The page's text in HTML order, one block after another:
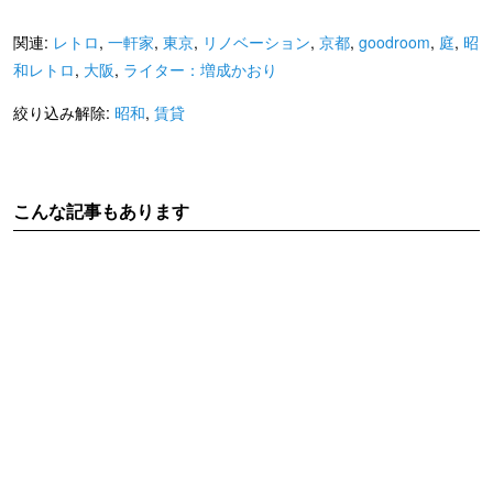
関連: レトロ, 一軒家, 東京, リノベーション, 京都, goodroom, 庭, 昭
和レトロ, 大阪, ライター：増成かおり
絞り込み解除: 昭和, 賃貸
こんな記事もあります